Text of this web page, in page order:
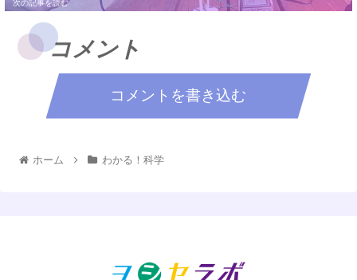
コメント
コメントを書き込む
ホーム わかる！科学